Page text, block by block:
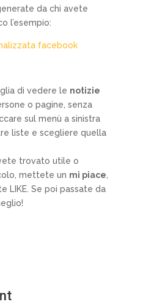
da chi avete
l’esempio:
di vedere le notizie
o pagine, senza
sul menù a sinistra
liste e scegliere quella
trovato utile o
mettete un mi piace
LIKE. Se poi passate da